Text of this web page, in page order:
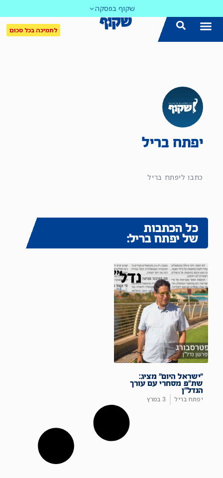
שקוף בפסקה
לתמיכה בכל סכום
יפתח בריל
כתבו ליפתח בריל
כל הכתבות
של יפתח בריל:
"ישראל היום" מציג:
שת"פ מסחרי עם עורך
הנדל"ן
יפתח בריל 3 במרץ